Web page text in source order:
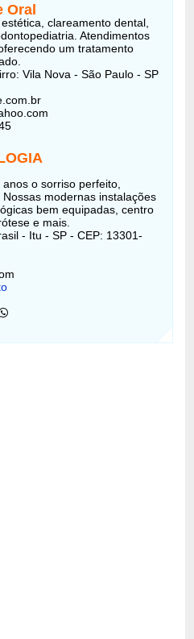
Oral
clareamento dental,
Atendimentos
um tratamento
Vila Nova - São Paulo - SP
o sorriso perfeito,
modernas instalações
bem equipadas, centro
e mais.
- Itu - SP - CEP: 13301-